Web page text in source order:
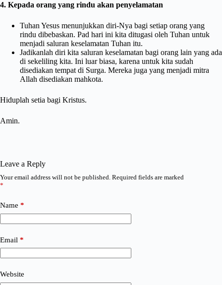
4. Kepada orang yang rindu akan penyelamatan
Tuhan Yesus menunjukkan diri-Nya bagi setiap orang yang
rindu dibebaskan. Pad hari ini kita ditugasi oleh Tuhan untuk
menjadi saluran keselamatan Tuhan itu.
Jadikanlah diri kita saluran keselamatan bagi orang lain yang ada
di sekeliling kita. Ini luar biasa, karena untuk kita sudah
disediakan tempat di Surga. Mereka juga yang menjadi mitra
Allah disediakan mahkota.
Hiduplah setia bagi Kristus.
Amin.
Leave a Reply
Your email address will not be published. Required fields are marked
*
Name *
Email *
Website